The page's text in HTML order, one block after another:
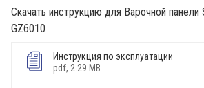
Скачать инструкцию для Варочной
GZ6010
Инструкция по эксплуатации
pdf, 2.29 MB